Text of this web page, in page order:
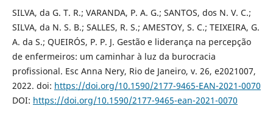
SILVA, da G. T. R.; VARANDA, P. A. G.; SANTOS, dos N. V. C.;
SILVA, da N. S. B.; SALLES, R. S.; AMESTOY, S. C.; TEIXEIRA, G.
A. da S.; QUEIRÓS, P. P. J. Gestão e liderança na percepção
de enfermeiros: um caminhar à luz da burocracia
profissional. Esc Anna Nery, Rio de Janeiro, v. 26, e2021007,
2022. doi: https://doi.org/10.1590/2177-9465-EAN-2021-0070
DOI: https://doi.org/10.1590/2177-9465-ean-2021-0070